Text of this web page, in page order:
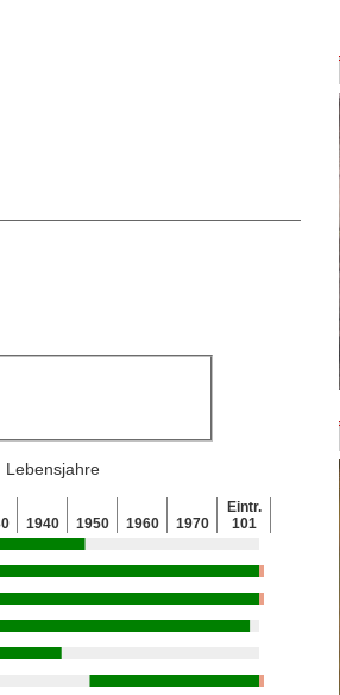
Lebensjahre
1940 1950 1960 1970
Eintr.
101